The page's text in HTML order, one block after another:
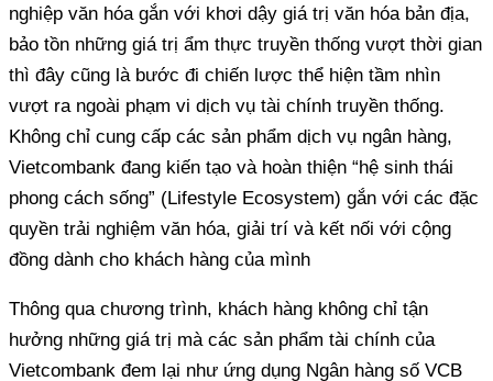
nghiệp văn hóa gắn với khơi dậy giá trị văn hóa bản địa,
bảo tồn những giá trị ẩm thực truyền thống vượt thời gian
thì đây cũng là bước đi chiến lược thể hiện tầm nhìn
vượt ra ngoài phạm vi dịch vụ tài chính truyền thống.
Không chỉ cung cấp các sản phẩm dịch vụ ngân hàng,
Vietcombank đang kiến tạo và hoàn thiện “hệ sinh thái
phong cách sống” (Lifestyle Ecosystem) gắn với các đặc
quyền trải nghiệm văn hóa, giải trí và kết nối với cộng
đồng dành cho khách hàng của mình
Thông qua chương trình, khách hàng không chỉ tận
hưởng những giá trị mà các sản phẩm tài chính của
Vietcombank đem lại như ứng dụng Ngân hàng số VCB